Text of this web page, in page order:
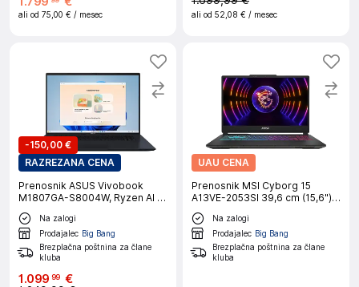
ali od 75,00 € / mesec ali od 52,08 € / mesec
-150,00 €
RAZREZANA CENA
Prenosnik ASUS Vivobook
M1807GA-S8004W, Ryzen AI 7
445, 45,72 cm (18"), 32 GB RAM,
1 TB SSD, W11H
Na zalogi
Prodajalec Big Bang
Brezplačna poštnina za člane
kluba
1 .099 99 €
UAU CENA
Prenosnik MSI Cyborg 15
A13VE-2053SI 39,6 cm (15,6"),
144 Hz, i5-13420H, RTX 4050,
16 GB RAM, 512 GB SSD,
W11H|Gaming
Na zalogi
Prodajalec Big Bang
Brezplačna poštnina za člane
kluba